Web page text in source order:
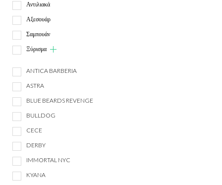
Αντιλιακά
Αξεσουάρ
Σαμπουάν
Ξύρισμα
ANTICA BARBERIA
ASTRA
BLUE BEARDS REVENGE
BULLDOG
CECE
DERBY
IMMORTAL NYC
KYANA